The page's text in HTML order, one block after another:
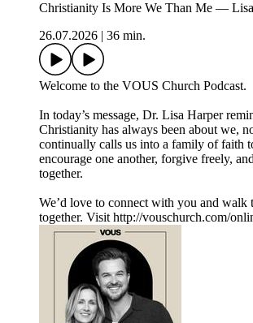
Christianity Is More We Than Me —
26.07.2026
36 min.
Welcome to the VOUS Church Podcast.
In today’s message, Dr. Lisa Harper
Christianity has always been about we,
continually calls us into a family of faith
encourage one another, forgive freely,
together.
We’d love to connect with you and walk
together. Visit http://vouschurch.com/